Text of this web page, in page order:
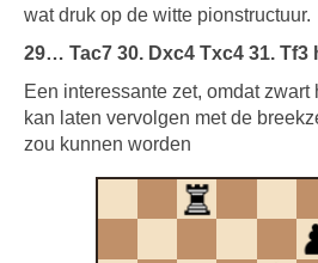
wat druk op de witte pionstructuur.
29… Tac7 30. Dxc4 Txc4 31. Tf3
Een interessante zet, omdat
kan laten vervolgen met de
zou kunnen worden